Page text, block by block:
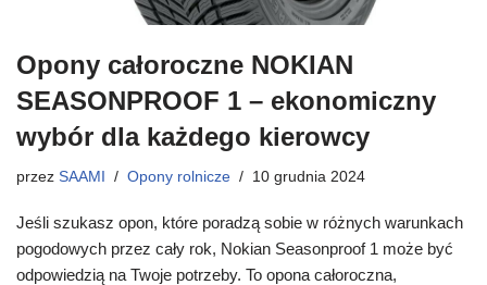
Opony całoroczne NOKIAN
SEASONPROOF 1 – ekonomiczny
wybór dla każdego kierowcy
przez SAAMI Opony rolnicze 10 grudnia 2024
Jeśli szukasz opon, które poradzą sobie w różnych warunkach
pogodowych przez cały rok, Nokian Seasonproof 1 może być
odpowiedzią na Twoje potrzeby. To opona całoroczna,